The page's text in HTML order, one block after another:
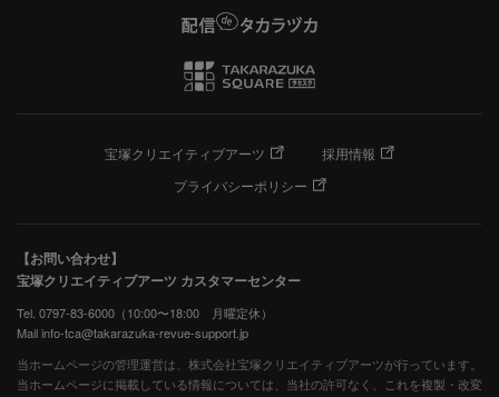
宝塚クリエイティブアーツ
採用情報
プライバシーポリシー
【お問い合わせ】
宝塚クリエイティブアーツ カスタマーセンター
Tel. 0797-83-6000（10:00〜18:00 月曜定休）
Mail info-tca@takarazuka-revue-support.jp
当ホームページの管理運営は、株式会社宝塚クリエイティブアーツが行っています。
当ホームページに掲載している情報については、当社の許可なく、これを複製・改変